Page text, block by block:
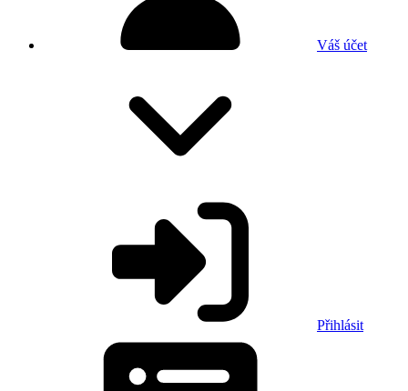
Váš účet
Přihlásit